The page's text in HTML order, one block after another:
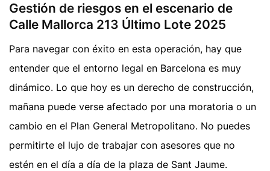
Gestión de riesgos en el escenario de
Calle Mallorca 213 Último Lote 2025
Para navegar con éxito en esta operación, hay que
entender que el entorno legal en Barcelona es muy
dinámico. Lo que hoy es un derecho de construcción,
mañana puede verse afectado por una moratoria o un
cambio en el Plan General Metropolitano. No puedes
permitirte el lujo de trabajar con asesores que no
estén en el día a día de la plaza de Sant Jaume.